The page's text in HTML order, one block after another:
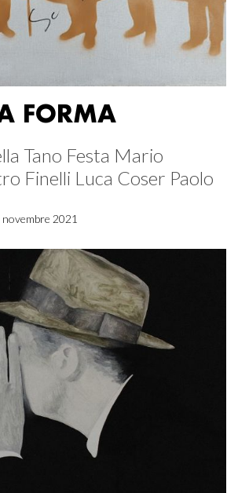
FORMA
Tano Festa Mario
Finelli Luca Coser Paolo
2021